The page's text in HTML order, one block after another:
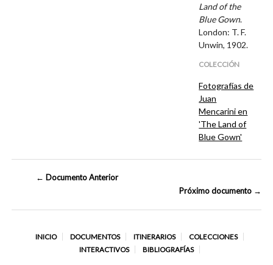
Land of the
Blue Gown.
London: T. F.
Unwin, 1902.
COLECCIÓN
Fotografías de
Juan
Mencarini en
'The Land of
Blue Gown'
← Documento Anterior
Próximo documento →
INICIO DOCUMENTOS ITINERARIOS
COLECCIONES
INTERACTIVOS
BIBLIOGRAFÍAS